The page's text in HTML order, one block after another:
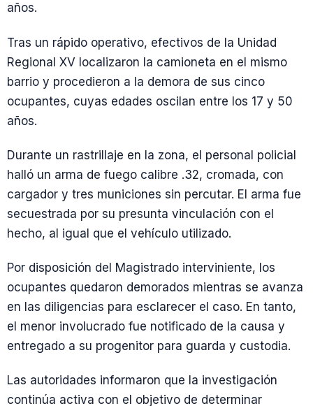
años.
Tras un rápido operativo, efectivos de la Unidad
Regional XV localizaron la camioneta en el mismo
barrio y procedieron a la demora de sus cinco
ocupantes, cuyas edades oscilan entre los 17 y 50
años.
Durante un rastrillaje en la zona, el personal policial
halló un arma de fuego calibre .32, cromada, con
cargador y tres municiones sin percutar. El arma fue
secuestrada por su presunta vinculación con el
hecho, al igual que el vehículo utilizado.
Por disposición del Magistrado interviniente, los
ocupantes quedaron demorados mientras se avanza
en las diligencias para esclarecer el caso. En tanto,
el menor involucrado fue notificado de la causa y
entregado a su progenitor para guarda y custodia.
Las autoridades informaron que la investigación
continúa activa con el objetivo de determinar